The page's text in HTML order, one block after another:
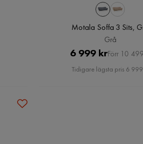
Motala Soffa 3 Sits,
Grå
Pris
6 999 krOriginal
Pris
Förr 10
Tidigare lägsta pris 6